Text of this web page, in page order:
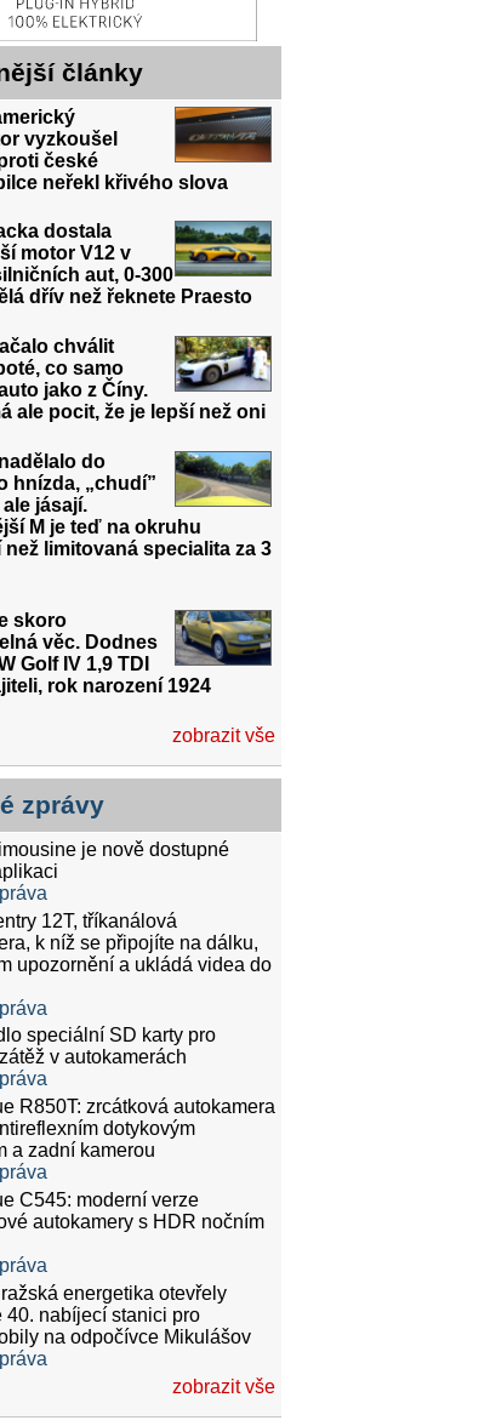
články
vyzkoušel
české
neřekl křivého slova
dostala
motor V12 v
aut, 0-300
dřív než řeknete Praesto
chválit
co samo
jako z Číny.
ale pocit, že je lepší než oni
do
hnízda, „chudí”
jásají.
M je teď na okruhu
limitovaná specialita za 3
skoro
věc. Dodnes
Golf IV 1,9 TDI
rok narození 1924
zobrazit vše
zprávy
je nově dostupné
12T, tříkanálová
k níž se připojíte na dálku,
upozornění a ukládá videa do
speciální SD karty pro
v autokamerách
R850T: zrcátková autokamera
dotykovým
a zadní kamerou
C545: moderní verze
autokamery s HDR nočním
energetika otevřely
40. nabíjecí stanici pro
na odpočívce Mikulášov
zobrazit vše